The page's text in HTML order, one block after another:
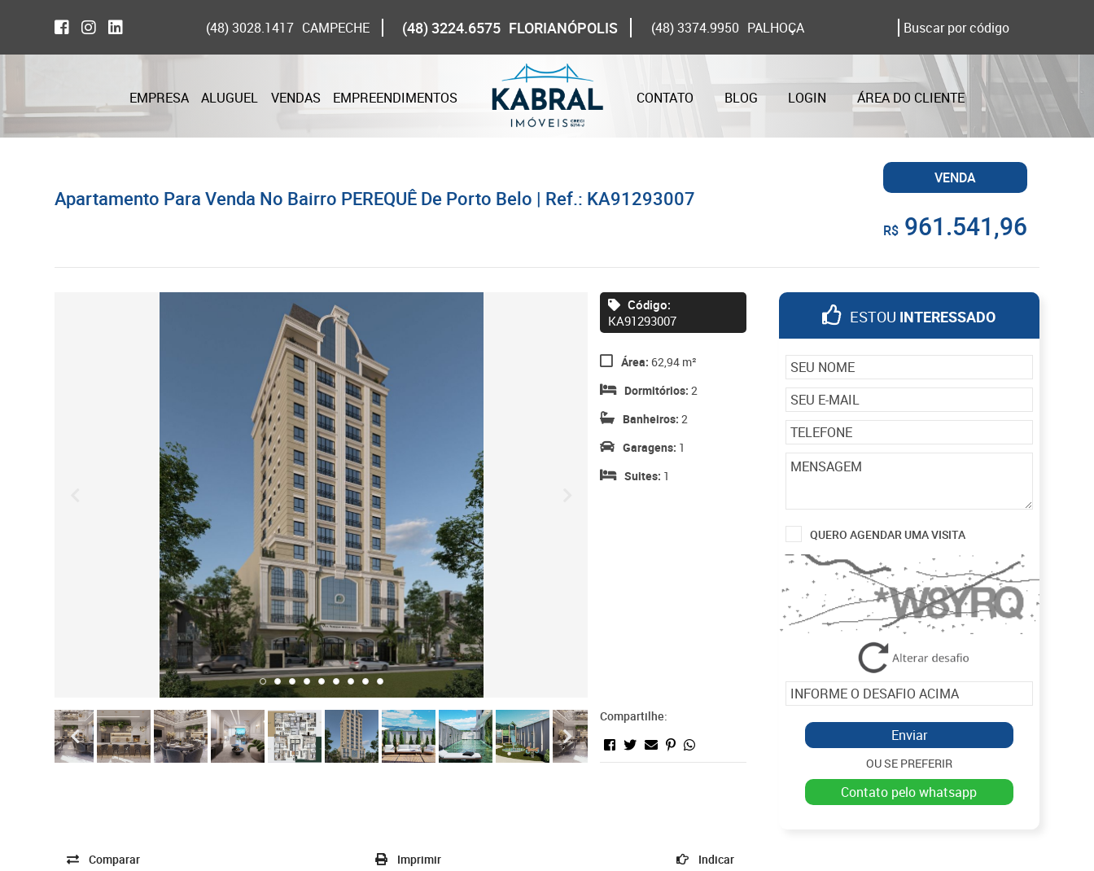
(48) 3028.1417 CAMPECHE (48) 3224.6575 FLORIANÓPOLIS (48) 3374.9950 PALHOÇA
EMPRESA ALUGUEL VENDAS EMPREENDIMENTOS CONTATO BLOG LOGIN ÁREA DO CLIENTE
Apartamento Para Venda No Bairro PEREQUÊ De Porto Belo | Ref.: KA91293007
VENDA
R$961.541,96
ESTOU INTERESSADO
QUERO AGENDAR UMA VISITA
Enviar
OU SE PREFERIR
contato pelo whatsapp
Código:
KA91293007
Área: 62,94 m²
Dormitórios: 2
Banheiros: 2
Garagens: 1
Suites: 1
Compartilhe:
Comparar Imprimir Indicar